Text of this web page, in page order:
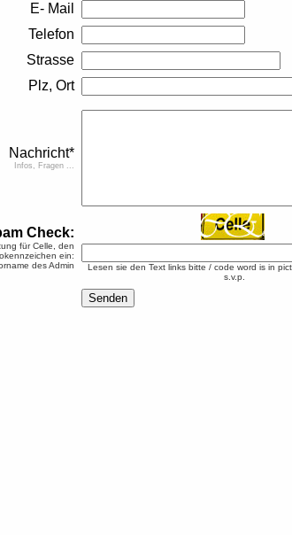
E- Mail
Telefon
Strasse
Plz, Ort
Nachricht*
Infos, Fragen ...
Check:
für Celle, den
ein:
des Admin
Lesen sie den Text links bitte / code word is in
s.v.p.